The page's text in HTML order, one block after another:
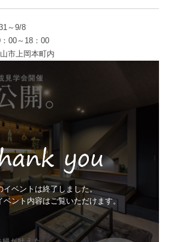
～9/8
00～18：00
市上岡本町内
イベントは終了しました。
ベント内容はご覧いただけます。